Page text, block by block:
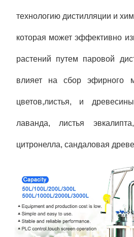
технологию дистилляции и
которая может эффективно
растений путем паровой
влияет на сбор эфирного
цветов,листья, и
лаванда, листья
цитронелла, сандаловая